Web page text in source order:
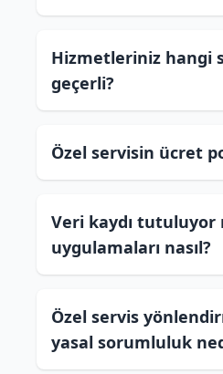
Hizmetleriniz hangi
geçerli?
Özel servisin ücret
Veri kaydı tutuluyor
uygulamaları nasıl?
Özel servis
yasal sorumluluk